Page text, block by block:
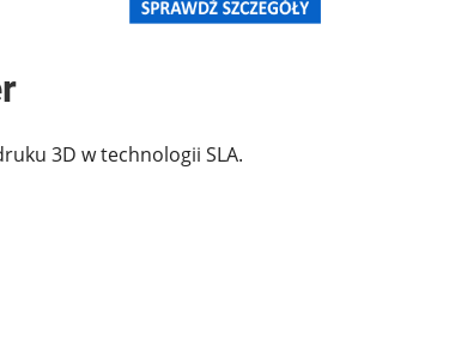
3D w technologii SLA.